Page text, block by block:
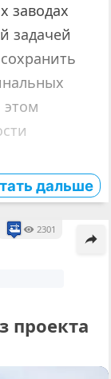
заводах
задачей
этом
дальше
2301
проекта